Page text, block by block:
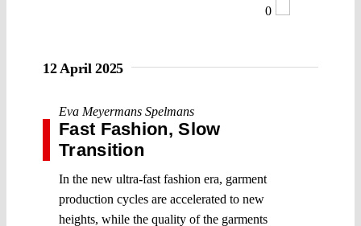
0
12 April 2025
Eva Meyermans Spelmans
Fast Fashion, Slow
Transition
In the new ultra-fast fashion era, garment
production cycles are accelerated to new
heights, while the quality of the garments